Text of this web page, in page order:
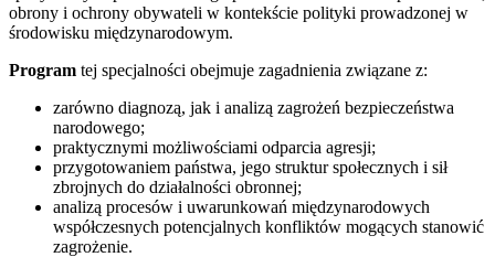
obrony i ochrony obywateli w kontekście polityki prowadzonej w
środowisku międzynarodowym.
Program tej specjalności obejmuje zagadnienia związane z:
zarówno diagnozą, jak i analizą zagrożeń bezpieczeństwa
narodowego;
praktycznymi możliwościami odparcia agresji;
przygotowaniem państwa, jego struktur społecznych i sił
zbrojnych do działalności obronnej;
analizą procesów i uwarunkowań międzynarodowych
współczesnych potencjalnych konfliktów mogących stanowić
zagrożenie.